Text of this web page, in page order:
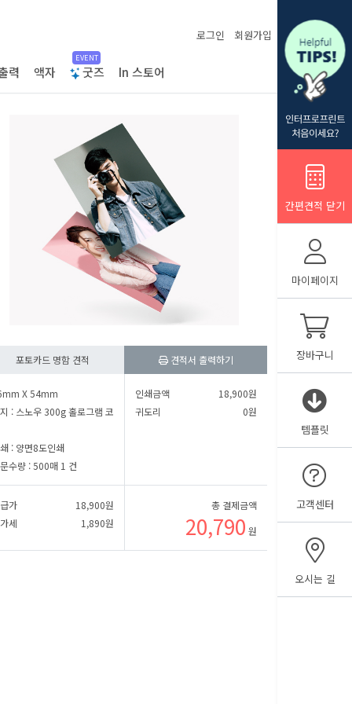
로그인 회원가입
력 액자
EVENT
굿즈 In 스토어
㎜ 세로
간편견적 닫기
마이페이지
장바구니
템플릿
고객센터
오시는 길
포토카드 명함 견적 견적서 출력하기
X 54mm
: 스노우 300g 홀로그램 코
: 양면8도인쇄
수량 :500매 1 건
인쇄금액 18,900원
귀도리
0원
가 18,900원
세
1,890원
총 결제금액
20,790 원